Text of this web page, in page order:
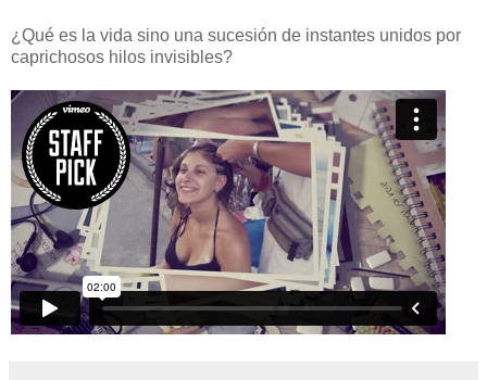
¿Qué es la vida sino una sucesión de instantes unidos por
caprichosos hilos invisibles?